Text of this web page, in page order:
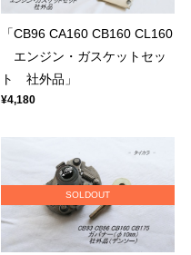
「CB96 CA160 CB160 CL160
エンジン・ガスケットセッ
ト 社外品」
¥4,180
SOLDOUT